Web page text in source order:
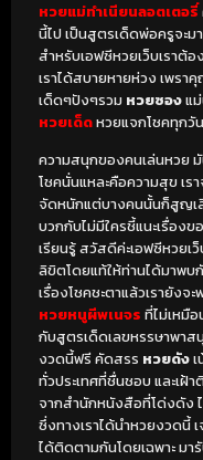
หวยแม่ทําเนียนลอตเตอรี่
นี้ไป เป็นสูตรเด็ดพ่อครูจะม
สำหรับเอฟซีหวยเว็บเราต้
เราได้สบายหายห่วง เพร
เด็ดๆปังๆรวม หวยซองแ
หวยเด็ดหวยแจกโชคทุกวั
ความสนุกของคนเล่นหวย
โชคนั่นแหละคือความสุข เ
จัดหนักแต่บางคนนั้นก็สูญเสี
บวกกับไม่มีใครชี้แนะเรื่องข
เรียนรู้ สวัสดีค่ะเอฟซีหวยเ
ลิขิตโดยแท้ให้ท่านได้มาพบ
เรื่องโชคชะตาแล้วเรายังจ
หวยหนูผีพเนจร ที่ไม่เหมื
กับสูตรเด็ดเลขหรรษาพา
งวดนี้ฟรี คัดสรร หวยดัง
ทั่วประเทศที่ชื่นชอบ และเฝ้
จากสำนักหนังสือที่โด่งดัง
ซึ่งทางเราได้นำหวยงวดนี้
ได้ติดตามกันโดยเฉพาะ มา